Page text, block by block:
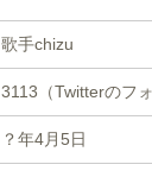
歌手chizu
3113（Twitterのフ
？年4月5日